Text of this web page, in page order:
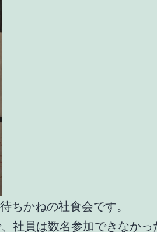
ちかねの社食会です。
社員は数名参加できなかっ